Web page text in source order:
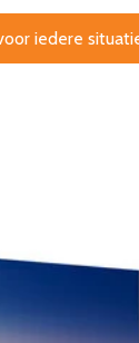
iedere